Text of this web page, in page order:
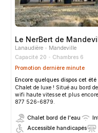
Le NerBert de
Lanaudière
Mandeville
Capacité 20
Chambres 6
Promotion dernière minute
Encore quelques dispos cet été
Chalet de luxe ! Situé au bord
wifi haute vitesse et plus
877 526-6879.
Chalet bord de l'eau
Accessible handicapés